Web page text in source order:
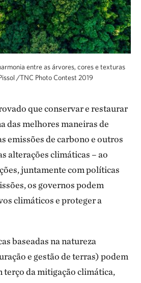
entre as árvores, cores e texturas
/TNC Photo Contest 2019
que conservar e restaurar
das melhores maneiras de
emissões de carbono e outros
alterações climáticas – ao
juntamente com políticas
os governos podem
climáticos e proteger a
baseadas na natureza
e gestão de terras) podem
terço da mitigação climática,